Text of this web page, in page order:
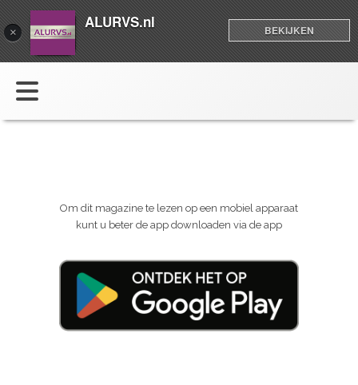
×
ALURVS.nl BEKIJKEN
Om dit magazine te lezen op een mobiel apparaat
kunt u beter de app downloaden via de app